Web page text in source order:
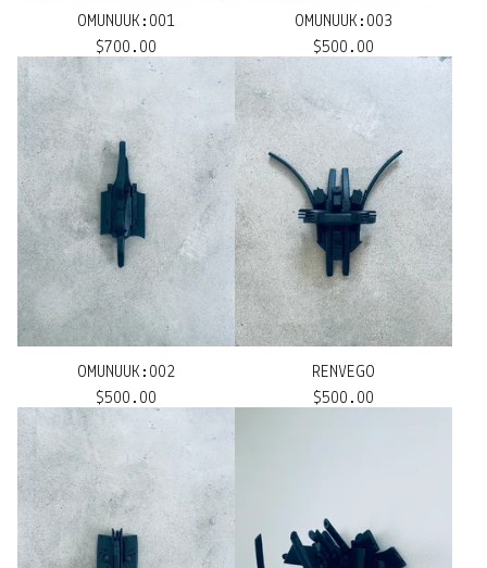
OMUNUUK:001
$700.00
OMUNUUK:003
$500.00
OMUNUUK:002
$500.00
RENVEGO
$500.00